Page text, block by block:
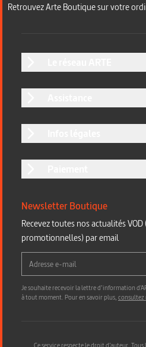
Retrouvez Arte Boutique sur votre
Newsletter Boutique
Recevez toutes nos actualités
promotionnelles) par email
Je souhaite recevoir la lettre d’information
à tout moment. Pour en savoir plus,consultez